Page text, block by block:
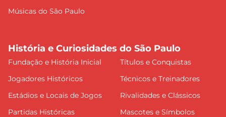
Músicas do São Paulo
História e Curiosidades do São Paulo
Fundação e História Inicial
Títulos e Conquistas
Jogadores Históricos
Técnicos e Treinadores
Estádios e Locais de Jogos
Rivalidades e Clássicos
Partidas Históricas
Mascotes e Símbolos